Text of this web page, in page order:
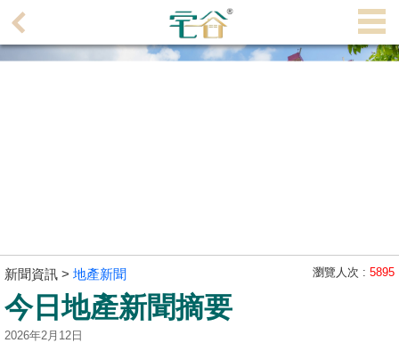
理
主
放
盤
新聞資訊 > 地產新聞 瀏覽人次 : 5895
今日地產新聞摘要
2026年2月12日